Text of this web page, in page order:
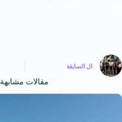
ال السابقة
مقالات مشابهة